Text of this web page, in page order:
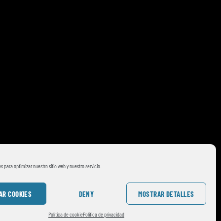
para optimizar nuestro sitio web y nuestro servicio.
COOKIES DENY MOSTRAR DETALLES
Política de cookiePolitica de privacidad